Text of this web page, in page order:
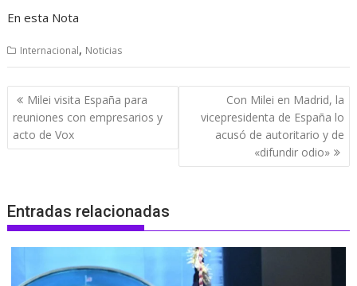
En esta Nota
Internacional, Noticias
Navegación
de
entradas
Milei visita España para
reuniones con empresarios y
acto de Vox
Con Milei en Madrid, la
vicepresidenta de España lo
acusó de autoritario y de
«difundir odio»
Entradas relacionadas